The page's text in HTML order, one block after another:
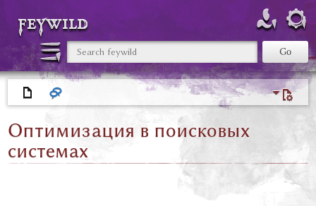
feywild
Оптимизация в поисковых
системах